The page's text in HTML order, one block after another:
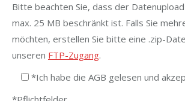
Bitte beachten Sie, dass der
max. 25 MB beschränkt ist. Falls Sie
möchten, erstellen Sie bitte eine .zip-
unseren FTP-Zugang.
*Ich habe die AGB gelesen und